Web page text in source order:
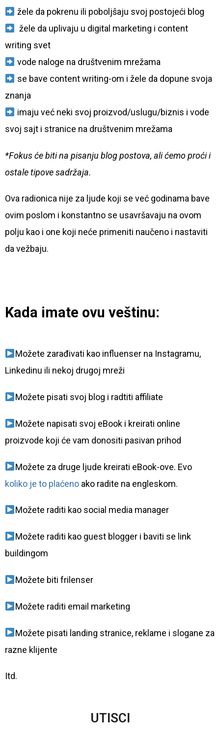
žele da pokrenu ili poboljšaju svoj postojeći blog
žele da uplivaju u digital marketing i content
writing svet
vode naloge na društvenim mrežama
se bave content writing-om i žele da dopune svoja
znanja
imaju već neki svoj proizvod/uslugu/biznis i vode
svoj sajt i stranice na društvenim mrežama
*Fokus će biti na pisanju blog postova, ali ćemo proći i
ostale tipove sadržaja.
Ova radionica nije za ljude koji se već godinama bave
ovim poslom i konstantno se usavršavaju na ovom
polju kao i one koji neće primeniti naučeno i nastaviti
da vežbaju.
Kada imate ovu veštinu:
Možete zarađivati kao influenser na Instagramu,
Linkedinu ili nekoj drugoj mreži
Možete pisati svoj blog i radtiti affiliate
Možete napisati svoj eBook i kreirati online
proizvode koji će vam donositi pasivan prihod
Možete za druge ljude kreirati eBook-ove. Evo
koliko je to plaćeno ako radite na engleskom.
Možete raditi kao social media manager
Možete raditi kao guest blogger i baviti se link
buildingom
Možete biti frilenser
Možete raditi email marketing
Možete pisati landing stranice, reklame i slogane za
razne klijente
Itd.
UTISCI